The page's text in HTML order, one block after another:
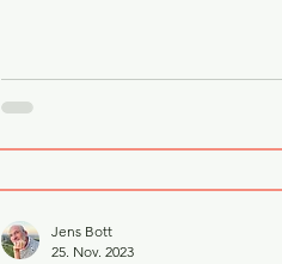
Jens Bott
25. Nov. 2023